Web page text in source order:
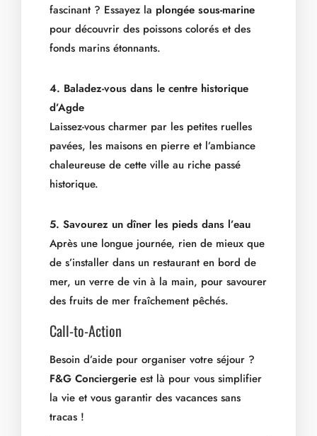
fascinant ? Essayez la plongée sous-marine
pour découvrir des poissons colorés et des
fonds marins étonnants.
4. Baladez-vous dans le centre historique
d’Agde
Laissez-vous charmer par les petites ruelles
pavées, les maisons en pierre et l’ambiance
chaleureuse de cette ville au riche passé
historique.
5. Savourez un dîner les pieds dans l’eau
Après une longue journée, rien de mieux que
de s’installer dans un restaurant en bord de
mer, un verre de vin à la main, pour savourer
des fruits de mer fraîchement pêchés.
Call-to-Action
Besoin d’aide pour organiser votre séjour ?
F&G Conciergerie est là pour vous simplifier
la vie et vous garantir des vacances sans
tracas !